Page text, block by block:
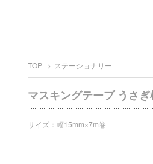
TOP > ステーショナリー
マスキングテープ うさ
サイズ：幅15mm×7m巻